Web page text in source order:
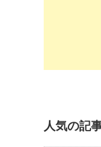
人気の記